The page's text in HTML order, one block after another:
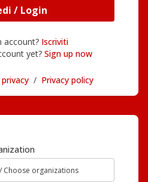
Accedi / Login
account? Iscriviti
yet? Sign up now
/ Privacy policy